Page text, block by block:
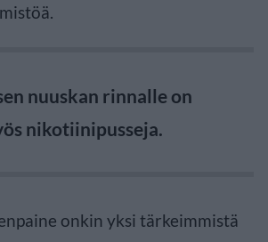
nuuskan rinnalle on
nikotiinipusseja.
onkin yksi tärkeimmistä